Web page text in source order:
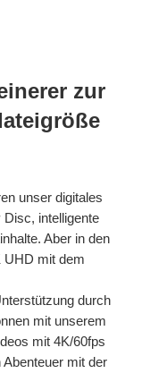
zur
unser digitales
Disc, intelligente
Aber in den
UHD mit dem
durch
mit unserem
mit 4K/60fps
mit der